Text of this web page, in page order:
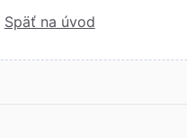
Späť na úvod